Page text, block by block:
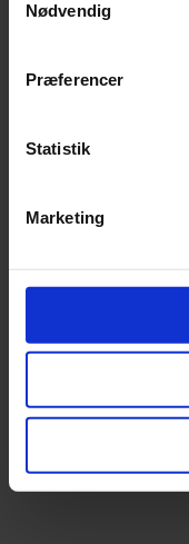
Nødvendig
Præferencer
Statistik
Marketing